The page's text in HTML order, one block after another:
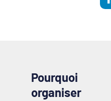
Pourquoi
organiser